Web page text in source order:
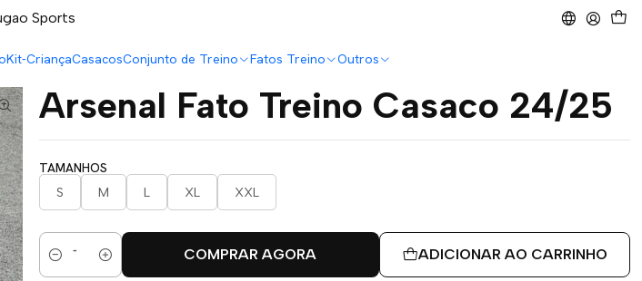
Sports
Kit-CriançaCasacosConjunto de Treino Fatos Treino Outros
5 PAGA 4 NA TUGÃO
Arsenal Fato Treino Casaco 24/25
TAMANHOS
S
M L XL XXL
Quantidade
ADICIONAR AO CARRINHO
COMPRAR AGORA